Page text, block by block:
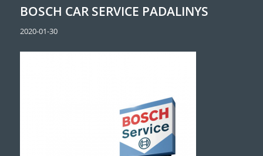
BOSCH CAR SERVICE PADALINYS
2020-01-30